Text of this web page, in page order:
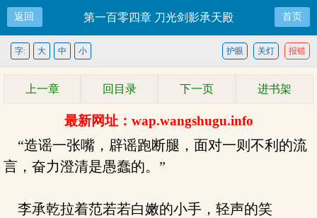
返回 第一百零四章 刀光剑影承天殿 首页
报错
关灯
护眼
字: 大 中 小
上一章 回目录 下一页 进书架
最新网址：wap.wangshugu.info
“造谣一张嘴，辟谣跑断腿，面对一则不利的流
言，奋力澄清是愚蠢的。”
李承乾拉着范若若白嫩的小手，轻声的笑